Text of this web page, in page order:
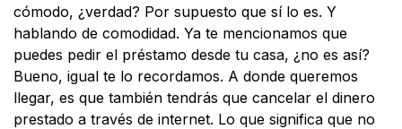
cómodo, ¿verdad? Por supuesto que sí lo es. Y
hablando de comodidad. Ya te mencionamos que
puedes pedir el préstamo desde tu casa, ¿no es así?
Bueno, igual te lo recordamos. A donde queremos
llegar, es que también tendrás que cancelar el dinero
prestado a través de internet. Lo que significa que no